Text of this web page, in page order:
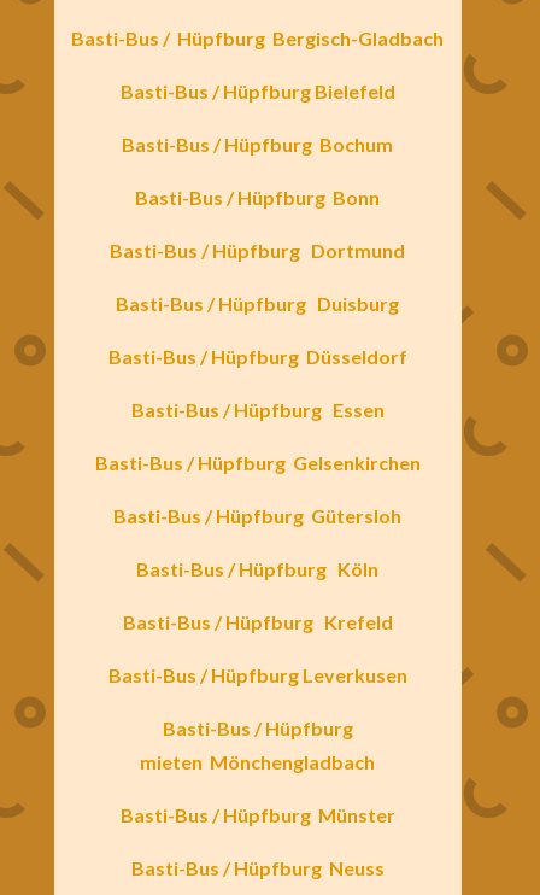
Basti-Bus / Hüpfburg Bergisch-Gladbach
Basti-Bus /Hüpfburg Bielefeld
Basti-Bus / Hüpfburg Bochum
Basti-Bus / Hüpfburg Bonn
Basti-Bus /Hüpfburg Dortmund
Basti-Bus / Hüpfburg Duisburg
Basti-Bus / Hüpfburg Düsseldorf
Basti-Bus / Hüpfburg Essen
Basti-Bus / Hüpfburg Gelsenkirchen
Basti-Bus / Hüpfburg Gütersloh
Basti-Bus / Hüpfburg Köln
Basti-Bus / Hüpfburg Krefeld
Basti-Bus / Hüpfburg Leverkusen
Basti-Bus / Hüpfburg
mieten Mönchengladbach
Basti-Bus / Hüpfburg Münster
Basti-Bus / Hüpfburg Neuss